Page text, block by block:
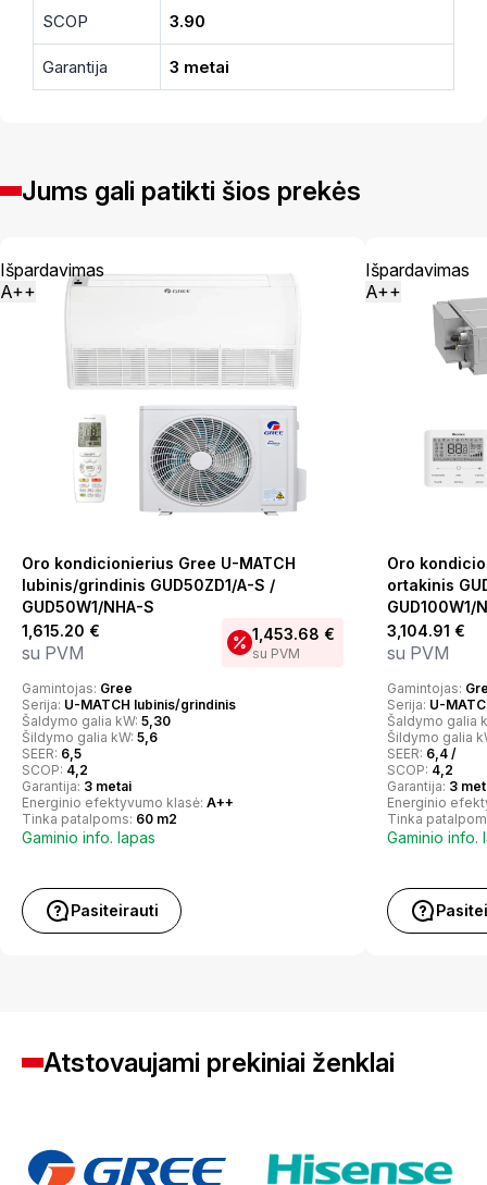
SCOP 3.90
Garantija 3 metai
Jums gali patikti šios prekės
Išpardavimas
A++
Oro kondicionierius Gree U-MATCH
lubinis/grindinis GUD50ZD1/A-S /
GUD50W1/NHA-S
1,615.20 €
su PVM
1,453.68 €
su PVM
Gamintojas: Gree
Serija: U-MATCH lubinis/grindinis
Šaldymo galia kW: 5,30
Šildymo galia kW: 5,6
SEER: 6,5
SCOP: 4,2
Garantija: 3 metai
Energinio efektyvumo klasė: A++
Tinka patalpoms: 60 m2
Gaminio info. lapas
Pasiteirauti
Išpardavimas
A++
Oro
ortakinis
GUD100W1/
3,104.91 €
su PVM
Gamintojas:
Serija: U-
Šaldymo galia
Šildymo galia
SEER: 6,4 /
SCOP: 4,2
Garantija: 3
Energinio
Tinka
Gaminio info.
Atstovaujami prekiniai ženklai